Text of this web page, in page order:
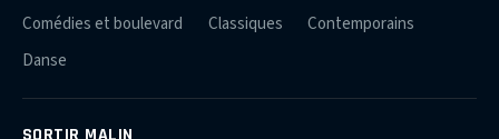
Comédies et boulevard
Classiques
Contemporains
Danse
SORTIR MALIN